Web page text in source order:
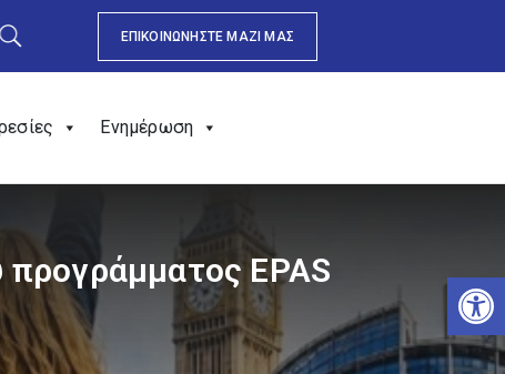
ΕΠΙΚΟΙΝΩΝΗΣΤΕ ΜΑΖΙ ΜΑΣ
Ενημέρωση
EPAS